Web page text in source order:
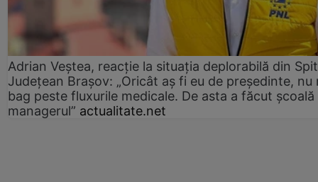
Adrian Veștea, reacție la situația deplorabilă din
Județean Brașov: „Oricât aș fi eu de președinte, nu
bag peste fluxurile medicale. De asta a făcut școală
managerul” actualitate.net